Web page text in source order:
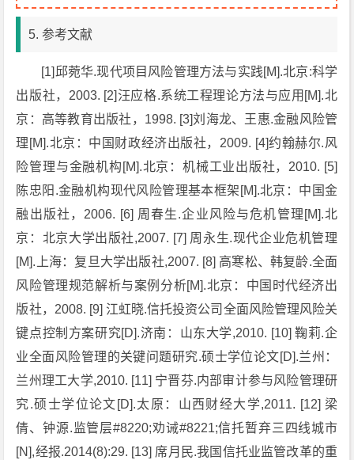
5. 参考文献
[1]邱菀华.现代项目风险管理方法与实践[M].北京:科学
出版社，2003. [2]汪应格.系统工程理论方法与应用[M].北
京：高等教育出版社，1998. [3]刘海龙、王惠.金融风险管
理[M].北京：中国财政经济出版社，2009. [4]约翰赫尔.风
险管理与金融机构[M].北京：机械工业出版社，2010. [5]
陈忠阳.金融机构现代风险管理基本框架[M].北京：中国金
融出版社，2006. [6] 周春生.企业风险与危机管理[M].北
京：北京大学出版社,2007. [7] 周永生.现代企业危机管理
[M].上海：复旦大学出版社,2007. [8] 高寒松、韩复龄.全面
风险管理规范解析与案例分析[M].北京：中国时代经济出
版社，2008. [9] 江虹晓.信托投资公司全面风险管理风险关
键点控制方案研究[D].济南：山东大学,2010. [10] 鞠莉.企
业全面风险管理的关键问题研究.硕士学位论文[D].兰州：
兰州理工大学,2010. [11] 宁晋芬.内部审计参与风险管理研
究.硕士学位论文[D].太原：山西财经大学,2011. [12] 梁
倩、钟源.监管层#8220;劝诫#8221;信托暂弃三四线城市
[N],经报.2014(8):29. [13] 席月民.我国信托业监管改革的重